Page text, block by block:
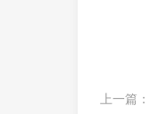
上一篇：